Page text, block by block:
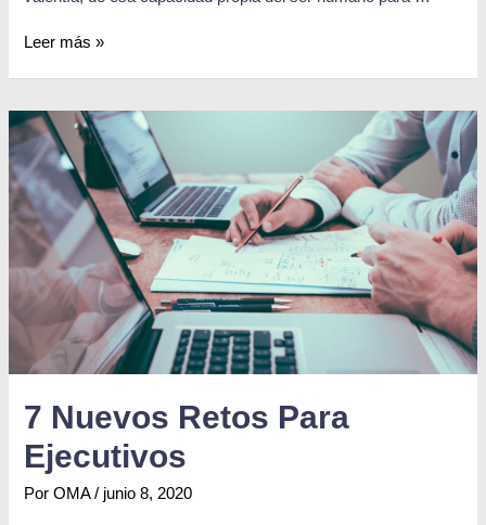
Leer más »
7 Nuevos Retos Para
Ejecutivos
PorOMA / junio 8, 2020